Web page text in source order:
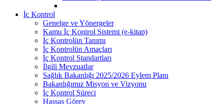
İç Kontrol
Genelge ve Yönergeler
Kamu İç Kontrol Sistemi (e-kitap)
İç Kontrolün Tanımı
İç Kontrolün Amaçları
İç Kontrol Standartları
İlgili Mevzuatlar
Sağlık Bakanlığı 2025/2026 Eylem Planı
Bakanlığımız Misyon ve Vizyonu
İç Kontrol Süreci
Hassas Görev